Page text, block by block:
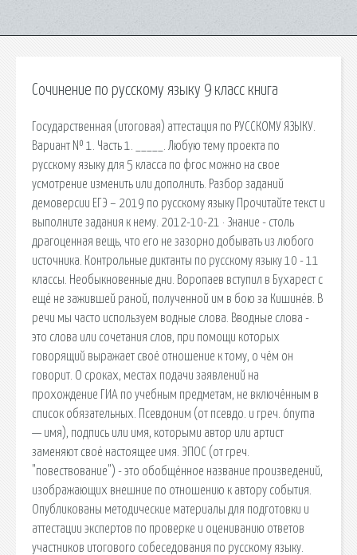
Сочинение по русскому языку 9 класс книга
Государственная (итоговая) аттестация по РУССКОМУ ЯЗЫКУ.
Вариант № 1. Часть 1. _____. Любую тему проекта по
русскому языку для 5 класса по фгос можно на свое
усмотрение изменить или дополнить. Разбор заданий
демоверсии ЕГЭ – 2019 по русскому языку Прочитайте текст и
выполните задания к нему. 2012-10-21 · Знание - столь
драгоценная вещь, что его не зазорно добывать из любого
источника. Контрольные диктанты по русскому языку 10 - 11
классы. Необыкновенные дни. Воропаев вступил в Бухарест с
ещё не зажившей раной, полученной им в бою за Кишинёв. В
речи мы часто используем водные слова. Вводные слова -
это слова или сочетания слов, при помощи которых
говорящий выражает своё отношение к тому, о чём он
говорит. О сроках, местах подачи заявлений на
прохождение ГИА по учебным предметам, не включённым в
список обязательных. Псевдоним (от псевдо. и греч. ónyma
— имя), подпись или имя, которыми автор или артист
заменяют своё настоящее имя. ЭПОС (от греч.
"повествование") - это обобщённое название произведений,
изображающих внешние по отношению к автору события.
Опубликованы методические материалы для подготовки и
аттестации экспертов по проверке и оцениванию ответов
участников итогового собеседования по русскому языку.